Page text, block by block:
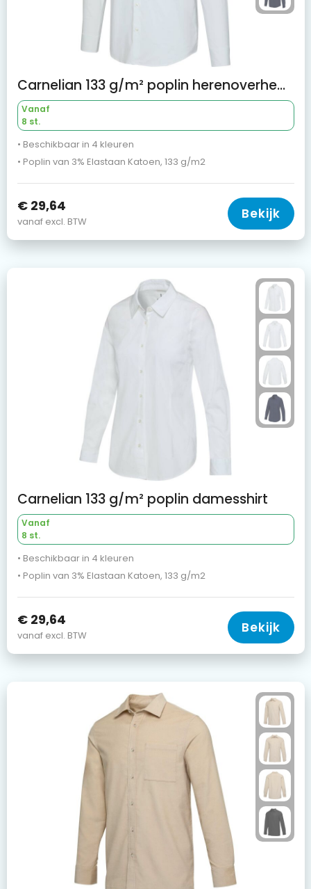
Carnelian 133 g/m² poplin herenoverhemd
Vanaf
8 st.
• Beschikbaar in 4 kleuren
• Poplin van 3% Elastaan Katoen, 133 g/m2
€ 29,64
vanaf excl. BTW Bekijk
Carnelian 133 g/m² poplin damesshirt
Vanaf
8 st.
• Beschikbaar in 4 kleuren
• Poplin van 3% Elastaan Katoen, 133 g/m2
€ 29,64
vanaf excl. BTW Bekijk